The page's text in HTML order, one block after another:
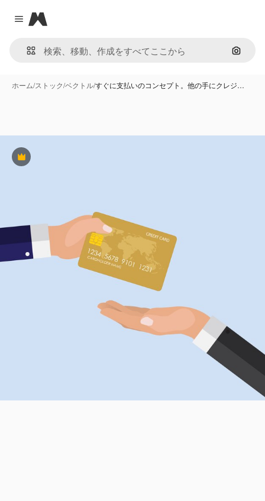
Close menu
Magnific
画像で
ホーム/ストック/ベクトル/すぐに支払いのコンセプト。他の手にクレジ…
Premium